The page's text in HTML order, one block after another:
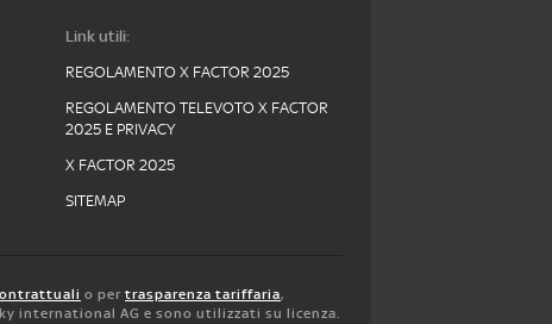
Link utili:
REGOLAMENTO X FACTOR 2025
REGOLAMENTO TELEVOTO X FACTOR
2025 E PRIVACY
X FACTOR 2025
SITEMAP
o per trasparenza tariffaria,
international AG e sono utilizzati su licenza.